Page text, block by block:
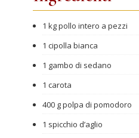
1 kg pollo intero a pezzi
1 cipolla bianca
1 gambo di sedano
1 carota
400 g polpa di pomodoro
1 spicchio d’aglio